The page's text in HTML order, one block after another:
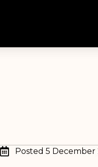
Posted 5 December